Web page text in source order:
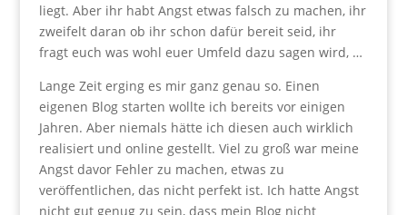
liegt. Aber ihr habt Angst etwas falsch zu machen, ihr
zweifelt daran ob ihr schon dafür bereit seid, ihr
fragt euch was wohl euer Umfeld dazu sagen wird, …
Lange Zeit erging es mir ganz genau so. Einen
eigenen Blog starten wollte ich bereits vor einigen
Jahren. Aber niemals hätte ich diesen auch wirklich
realisiert und online gestellt. Viel zu groß war meine
Angst davor Fehler zu machen, etwas zu
veröffentlichen, das nicht perfekt ist. Ich hatte Angst
nicht gut genug zu sein, dass mein Blog nicht